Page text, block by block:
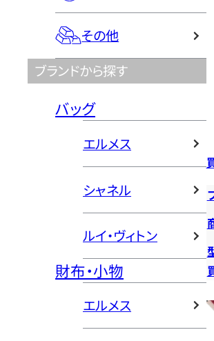
その他
ブランドから探す
バッグ
エルメス
シャネル
ルイ・ヴィトン
財布・小物
エルメス